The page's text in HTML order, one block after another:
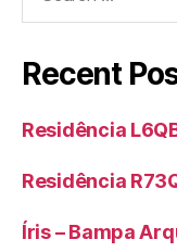
Recent
Residência
Residência
Íris – Bampa